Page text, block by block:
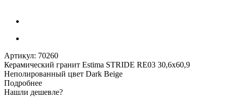
Артикул: 70260
Керамический гранит Estima STRIDE RE03 30,6x60,9
Неполированный цвет Dark Beige
Подробнее
Нашли дешевле?